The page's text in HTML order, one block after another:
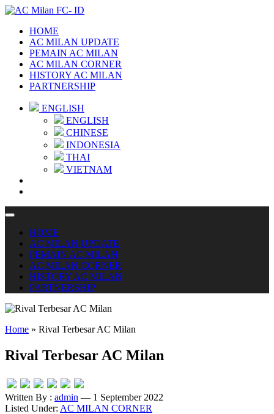
HOME
AC MILAN UPDATE
PEMAIN AC MILAN
AC MILAN CORNER
HISTORY AC MILAN
PARTNERSHIP
ENGLISH
ENGLISH
CHINESE
INDONESIA
THAI
VIETNAM
HOME
AC MILAN UPDATE
PEMAIN AC MILAN
AC MILAN CORNER
HISTORY AC MILAN
PARTNERSHIP
Home » Rival Terbesar AC Milan
Rival Terbesar AC Milan
Written By : admin — 1 September 2022
Listed Under: AC MILAN CORNER